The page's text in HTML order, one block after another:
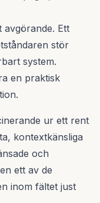
Ett
stör
system.
en praktisk
ur ett rent
kontextkänsliga
och
ett av de
inom fältet just